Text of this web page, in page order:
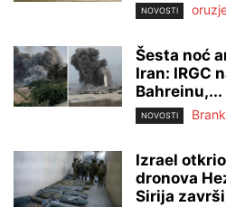
NOVOSTI
Šesta noć
Iran: IRGC
Bahreinu,...
NOVOSTI
Izrael
dronova
Sirija